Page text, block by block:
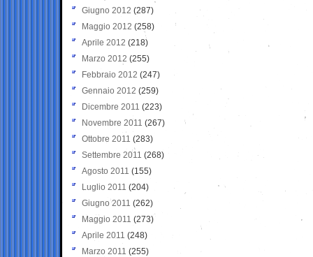
Giugno 2012 (287)
Maggio 2012 (258)
Aprile 2012 (218)
Marzo 2012 (255)
Febbraio 2012 (247)
Gennaio 2012 (259)
Dicembre 2011 (223)
Novembre 2011 (267)
Ottobre 2011 (283)
Settembre 2011 (268)
Agosto 2011 (155)
Luglio 2011 (204)
Giugno 2011 (262)
Maggio 2011 (273)
Aprile 2011 (248)
Marzo 2011 (255)